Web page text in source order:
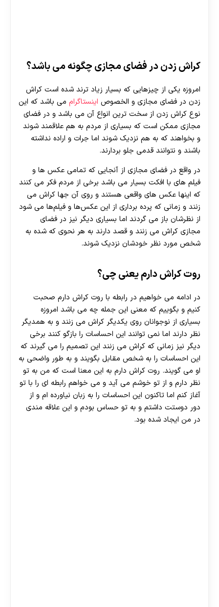
کراش زدن در فضای مجازی چگونه می باشد؟
امروزه یکی از چیزهایی که بسیار زیاد ترند شده است کراش
زدن در فضای مجازی و الخصوص اینستاگرام می باشد که این
نوع کراش زدن از سخت ترین انواع آن می باشد و در فضای
مجازی ممکن است که بسیاری از مردم به هم علاقمند شوند
و بخواهند که به هم نزدیک شوند اما جرات و اراده نداشته
باشند و نتوانند قدمی جلو بردارند.
در واقع در فضای مجازی از آنجایی که تمامی عکس ها و
فیلم های با افکت بسیار می باشد برخی از مردم فکر می‌ کنند
که اینها عکس های واقعی هستند و روی آن جها کراش می‌
زنند و زمانی که پرده برداری از این عکس‌ها و فیلم‌ها می‌ شود
از نظرشان باز می‌ گردند اما بسیاری دیگر نیز در فضای
مجازی کراش می زنند و قصد دارند به هر نحوی که شده به
شخص مورد نظر خودشان نزدیک شوند.
روت کراش دارم یعنی چی؟
در ادامه می‌ خواهیم در رابطه با روت کراش دارم صحبت
کنیم و بگوییم که معنی این جمله چه می باشد امروزه
بسیاری از نوجوانان روی یکدیگر کراش می‌ زنند و به همدیگر
نظر دارند اما نمی‌ توانند این احساسات را بازگو کنند برخی
دیگر نیز زمانی که کراش می زنند این تصمیم را می‌ گیرند که
این احساسات را به شخص مقابل بگویند و به طور واضحی به
او می گویند. روت کراش دارم به این معنا است که من به تو
نظر دارم و از تو خوشم می آید و می خواهم رابطه ای را با تو
آغاز کنم اما تاکنون این احساسات را به زبان نیاورده ام و از
دور دوستت داشتم و به تو حساس بودم و این علاقه مندی
در من ایجاد شده بود.